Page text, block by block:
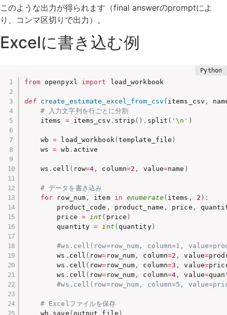
このような出力が得られます（final answerのpromptによ
り、コンマ区切りで出力）。
Excelに書き込む例
from openpyxl import load_workbook
def create_estimate_excel_from_csv ( items_csv ,
# 入力文字列を行ごとに分割
    items
= items_csv . strip ( ) . split ( '\n' )
    wb
= load_workbook ( template_file )
    ws
= wb . active
    ws
. cell ( row=4 , column=2 , value=name )
# データを書き込み
for row_num , item in enumerate( items , 2 ) :
        product_code
, product_name , price ,
        price
= int ( price )
        quantity
= int ( quantity)
#ws.cell(row=row_num, column=1,
        ws
. cell ( row= row_num , column=2 , value=
        ws
. cell ( row= row_num , column=3 , value=
        ws
. cell ( row= row_num , column=4 , value=
#ws.cell(row=row_num, column=5,
# Excelファイルを保存
    wb
. save ( output_file )